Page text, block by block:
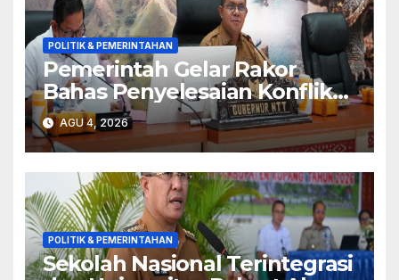
POLITIK & PEMERINTAHAN
Pemerintah Gelar Rakor
Bahas Penyelesaian Konflik
Adonara
AGU 4, 2026
POLITIK & PEMERINTAHAN
Sekolah Nasional Terintegrasi